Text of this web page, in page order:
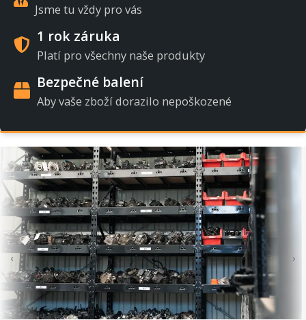
Jsme tu vždy pro vás
1 rok záruka
Platí pro všechny naše produkty
Bezpečné balení
Aby vaše zboží dorazilo nepoškozené
‹ ›